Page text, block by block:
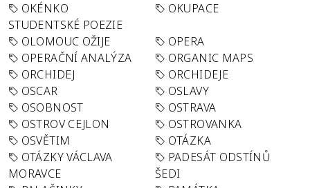
OKÉNKO
STUDENTSKÉ POEZIE
OKUPACE
OLOMOUC OŽIJE
OPERA
OPERAČNÍ ANALÝZA
ORGANIC MAPS
ORCHIDEJ
ORCHIDEJE
OSCAR
OSLAVY
OSOBNOST
OSTRAVA
OSTROV CEJLON
OSTROVANKA
OSVĚTIM
OTÁZKA
OTÁZKY VÁCLAVA
MORAVCE
PADESÁT ODSTÍNŮ
ŠEDI